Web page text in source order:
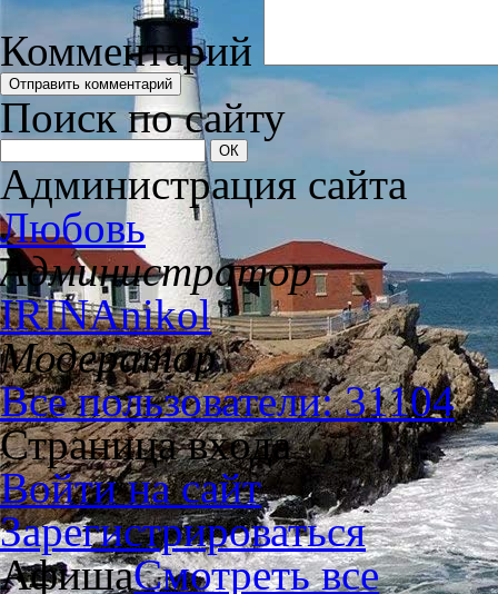
Комментарий
Поиск по сайту
Администрация сайта
Любовь
Администратор
IRINAnikol
Модератор
Все пользователи: 31104
Страница входа
Войти на сайт
Зарегистрироваться
АфишаСмотреть все